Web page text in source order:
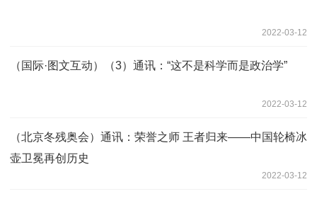
2022-03-12
（国际·图文互动）（3）通讯：“这不是科学而是政治学”
2022-03-12
（北京冬残奥会）通讯：荣誉之师 王者归来——中国轮椅冰
壶卫冕再创历史
2022-03-12